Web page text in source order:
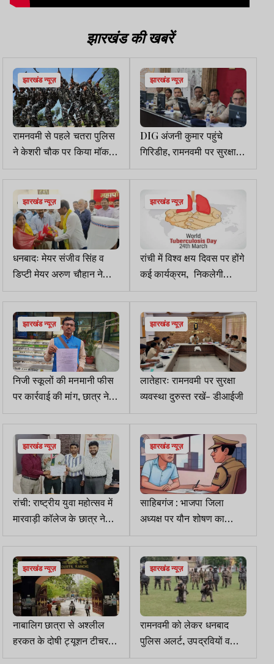
झारखंड की खबरें
झारखंड न्यूज़
रामनवमी से पहले चतरा पुलिस
ने केशरी चौक पर किया मॉक
ड्रिल
झारखंड न्यूज़
DIG अंजनी कुमार पहुंचे
गिरिडीह, रामनवमी पर सुरक्षा
को लेकर दिए निर्देश
झारखंड न्यूज़
धनबादः मेयर संजीव सिंह व
डिप्टी मेयर अरुण चौहान ने
कार्यभार संभाला, विकास पर
जोर
झारखंड न्यूज़
रांची में विश्व क्षय दिवस पर होंगे
कई कार्यक्रम, निकलेगी
जागरूकता रैली
झारखंड न्यूज़
निजी स्कूलों की मनमानी फीस
पर कार्रवाई की मांग, छात्र नेता
पहुंचे डीसी कार्यालय
झारखंड न्यूज़
लातेहारः रामनवमी पर सुरक्षा
व्यवस्था दुरुस्त रखें- डीआईजी
झारखंड न्यूज़
रांची: राष्ट्रीय युवा महोत्सव में
मारवाड़ी कॉलेज के छात्र ने
जीता स्वर्ण पदक
झारखंड न्यूज़
साहिबगंज : भाजपा जिला
अध्यक्ष पर यौन शोषण का
आरोप, पति ने दर्ज कराई
शिकायत
झारखंड न्यूज़
नाबालिग छात्रा से अश्लील
हरकत के दोषी ट्यूशन टीचर
को 5 साल की सजा
झारखंड न्यूज़
रामनवमी को लेकर धनबाद
पुलिस अलर्ट, उपद्रवियों व
आपात स्थिति से निपटने के